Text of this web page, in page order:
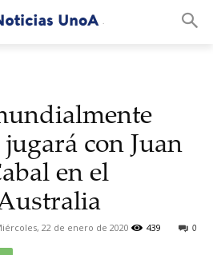
con Juan
en el
22 de enero de 2020 0
439